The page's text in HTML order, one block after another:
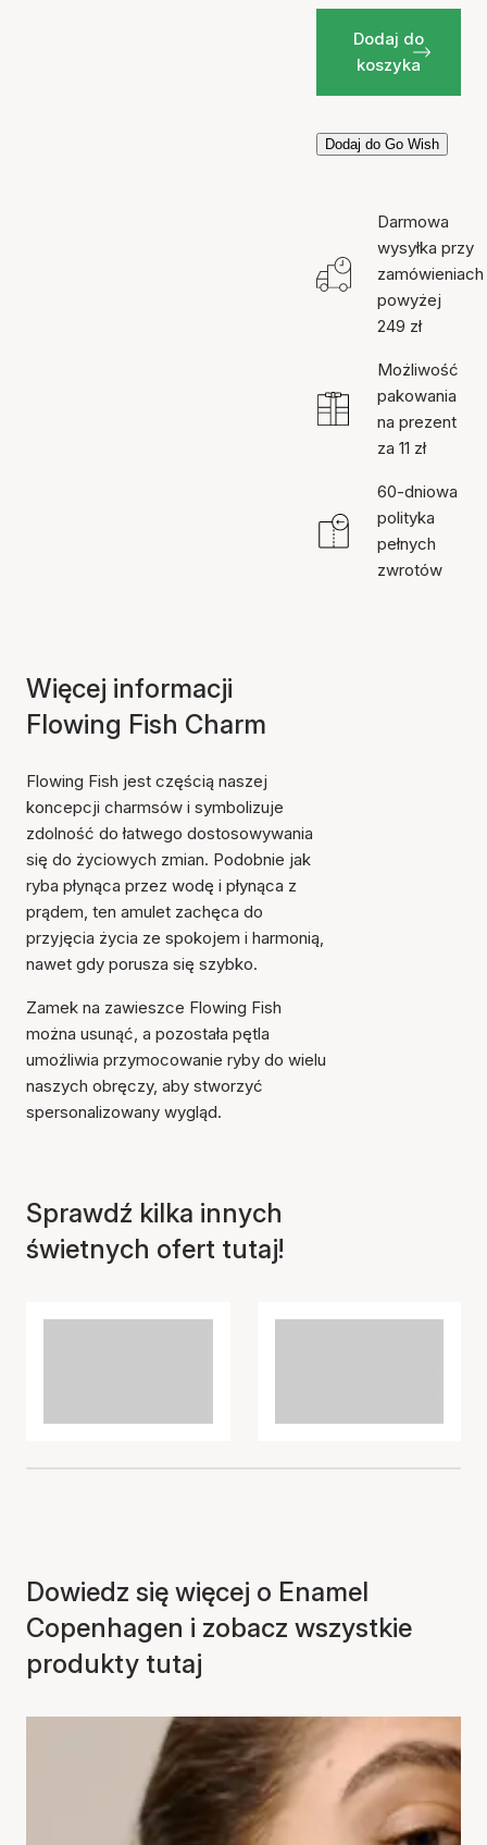
Dodaj do
koszyka
Dodaj do Go Wish
Darmowa
wysyłka przy
zamówieniach
powyżej
249 zł
Możliwość
pakowania
na prezent
za 11 zł
60-dniowa
polityka
pełnych
zwrotów
Więcej informacji
Flowing Fish Charm
Flowing Fish jest częścią naszej
koncepcji charmsów i symbolizuje
zdolność do łatwego dostosowywania
się do życiowych zmian. Podobnie jak
ryba płynąca przez wodę i płynąca z
prądem, ten amulet zachęca do
przyjęcia życia ze spokojem i harmonią,
nawet gdy porusza się szybko.
Zamek na zawieszce Flowing Fish
można usunąć, a pozostała pętla
umożliwia przymocowanie ryby do wielu
naszych obręczy, aby stworzyć
spersonalizowany wygląd.
Sprawdź kilka innych
świetnych ofert tutaj!
Dowiedz się więcej o Enamel
Copenhagen i zobacz wszystkie
produkty tutaj